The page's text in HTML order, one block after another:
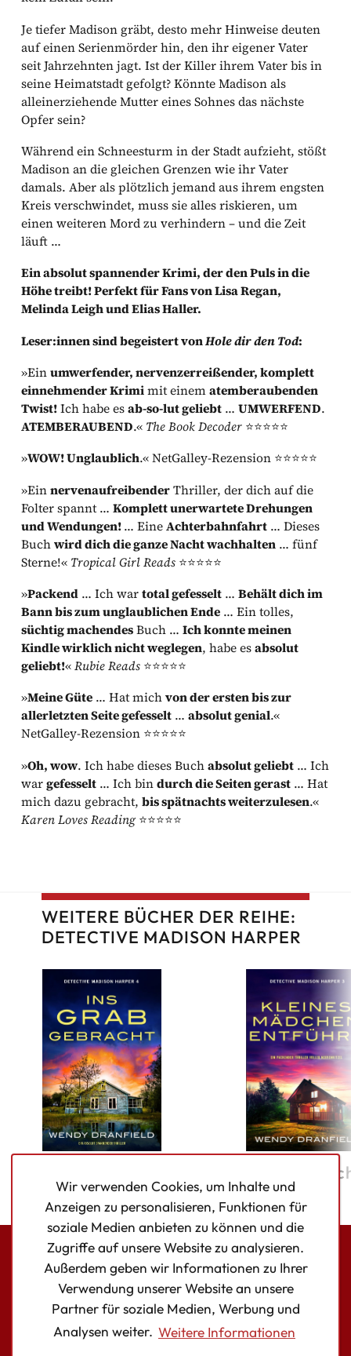
Je tiefer Madison gräbt, desto mehr Hinweise deuten
auf einen Serienmörder hin, den ihr eigener Vater
seit Jahrzehnten jagt. Ist der Killer ihrem Vater bis in
seine Heimatstadt gefolgt? Könnte Madison als
alleinerziehende Mutter eines Sohnes das nächste
Opfer sein?
Während ein Schneesturm in der Stadt aufzieht, stößt
Madison an die gleichen Grenzen wie ihr Vater
damals. Aber als plötzlich jemand aus ihrem engsten
Kreis verschwindet, muss sie alles riskieren, um
einen weiteren Mord zu verhindern – und die Zeit
läuft …
Ein absolut spannender Krimi, der den Puls in die
Höhe treibt! Perfekt für Fans von Lisa Regan,
Melinda Leigh und Elias Haller.
Leser:innen sind begeistert vonHole dir den Tod:
»Einumwerfender, nervenzerreißender, komplett
einnehmender Krimimit einematemberaubenden
Twist!Ich habe esab-so-lut geliebt …UMWERFEND.
ATEMBERAUBEND.« The Book Decoder ⭐⭐⭐⭐⭐
»WOW! Unglaublich.« NetGalley-Rezension ⭐⭐⭐⭐⭐
»EinnervenaufreibenderThriller, der dich auf die
Folter spannt …Komplett unerwartete Drehungen
und Wendungen!… EineAchterbahnfahrt … Dieses
Buchwird dich die ganze Nacht wachhalten … fünf
Sterne!« Tropical Girl Reads ⭐⭐⭐⭐⭐
»Packend … Ich wartotal gefesselt …Behält dich im
Bann bis zum unglaublichen Ende … Ein tolles,
süchtig machendesBuch …Ich konnte meinen
Kindle wirklich nicht weglegen, habe esabsolut
geliebt!«Rubie Reads ⭐⭐⭐⭐⭐
»Meine Güte … Hat michvon der ersten bis zur
allerletzten Seite gefesselt …absolut genial.«
NetGalley-Rezension ⭐⭐⭐⭐⭐
»Oh, wow. Ich habe dieses Buchabsolut geliebt … Ich
wargefesselt … Ich bindurch die Seiten gerast … Hat
mich dazu gebracht,bis spätnachts weiterzulesen.«
Karen Loves Reading⭐⭐⭐⭐⭐
WEITERE BÜCHER DER REIHE:
DETECTIVE MADISON HARPER
Kleines
entführt
FacebookInstagram
Twitter
AUTOR:INNEN
Wir verwenden Cookies, um Inhalte und
Anzeigen zu personalisieren, Funktionen für
soziale Medien anbieten zu können und die
Zugriffe auf unsere Website zu analysieren.
Außerdem geben wir Informationen zu Ihrer
Verwendung unserer Website an unsere
Partner für soziale Medien, Werbung und
Analysen weiter. Weitere Informationen